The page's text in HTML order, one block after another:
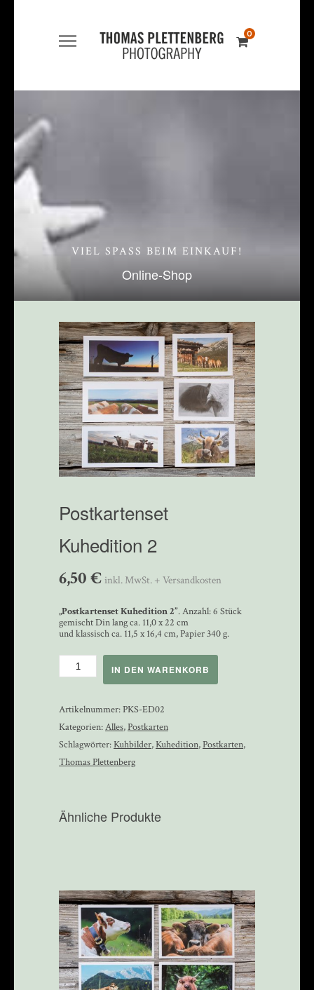
0
VIEL SPASS BEIM EINKAUF!
Online-Shop
Postkartenset
Kuhedition 2
6,50€ inkl. MwSt. + Versandkosten
„Postkartenset Kuhedition 2”. Anzahl: 6 Stück
gemischt Din lang ca. 11,0 x 22 cm
und klassisch ca. 11,5 x 16,4 cm, Papier 340 g.
Postkartenset
Kuhedition
Menge
IN DEN WARENKORB
Artikelnummer:PKS-ED02
Kategorien:Alles,Postkarten
Schlagwörter:Kuhbilder,Kuhedition,Postkarten,
Thomas Plettenberg
Ähnliche Produkte